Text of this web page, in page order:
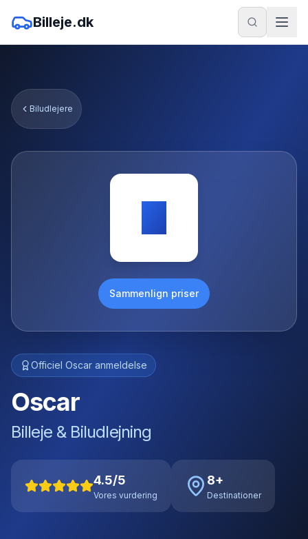
Billeje.dk
Biludlejere
O
Sammenlign priser
Officiel Oscar anmeldelse
Oscar
Billeje & Biludlejning
4.5/5
Vores vurdering
8+
Destinationer